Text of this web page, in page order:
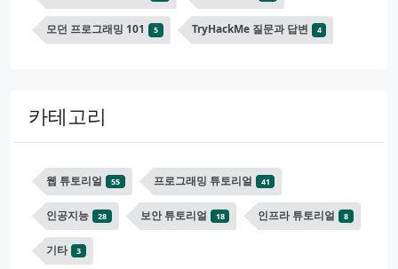
모던 프로그래밍 101 5 TryHackMe 질문과 답변 4
카테고리
웹 튜토리얼 55 프로그래밍 튜토리얼 41
인공지능 28 보안 튜토리얼 18 인프라 튜토리얼 8
기타 3